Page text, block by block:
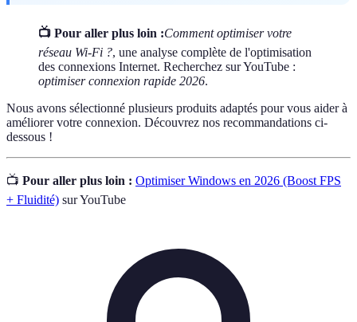
📺 Pour aller plus loin :Comment optimiser votre
réseau Wi-Fi ?, une analyse complète de l'optimisation
des connexions Internet. Recherchez sur YouTube :
optimiser connexion rapide 2026.
Nous avons sélectionné plusieurs produits adaptés pour vous aider à
améliorer votre connexion. Découvrez nos recommandations ci-
dessous !
📺 Pour aller plus loin : Optimiser Windows en 2026 (Boost FPS
+ Fluidité) sur YouTube